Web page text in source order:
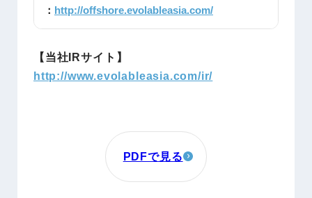
： http://offshore.evolableasia.com/
【当社IRサイト】
http://www.evolableasia.com/ir/
PDFで見る